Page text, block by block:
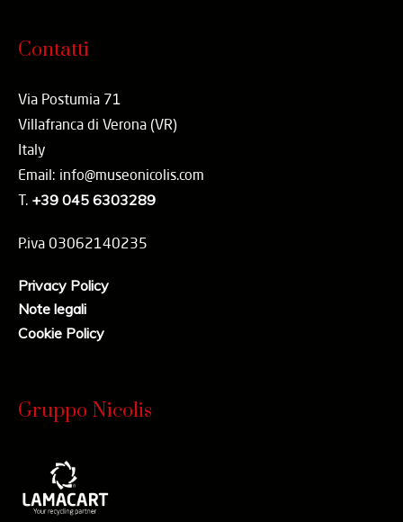
Contatti
Via Postumia 71
Villafranca di Verona (VR)
Italy
Email: info@museonicolis.com
T. +39 045 6303289
P.iva 03062140235
Privacy Policy
Note legali
Cookie Policy
Gruppo Nicolis